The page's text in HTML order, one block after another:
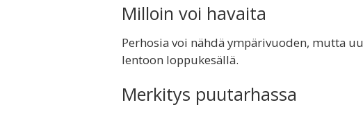
Milloin voi havaita
Perhosia voi nähdä ympärivuoden, mutta
lentoon loppukesällä.
Merkitys puutarhassa